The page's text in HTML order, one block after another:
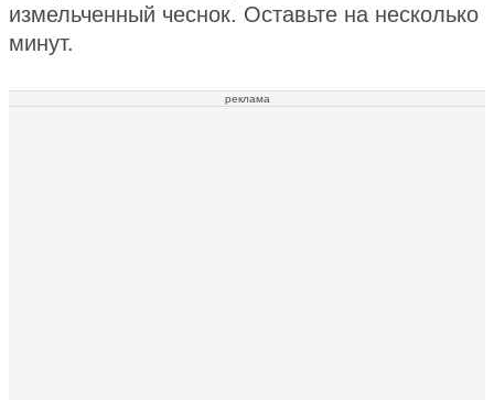
измельченный чеснок. Оставьте на несколько
минут.
реклама